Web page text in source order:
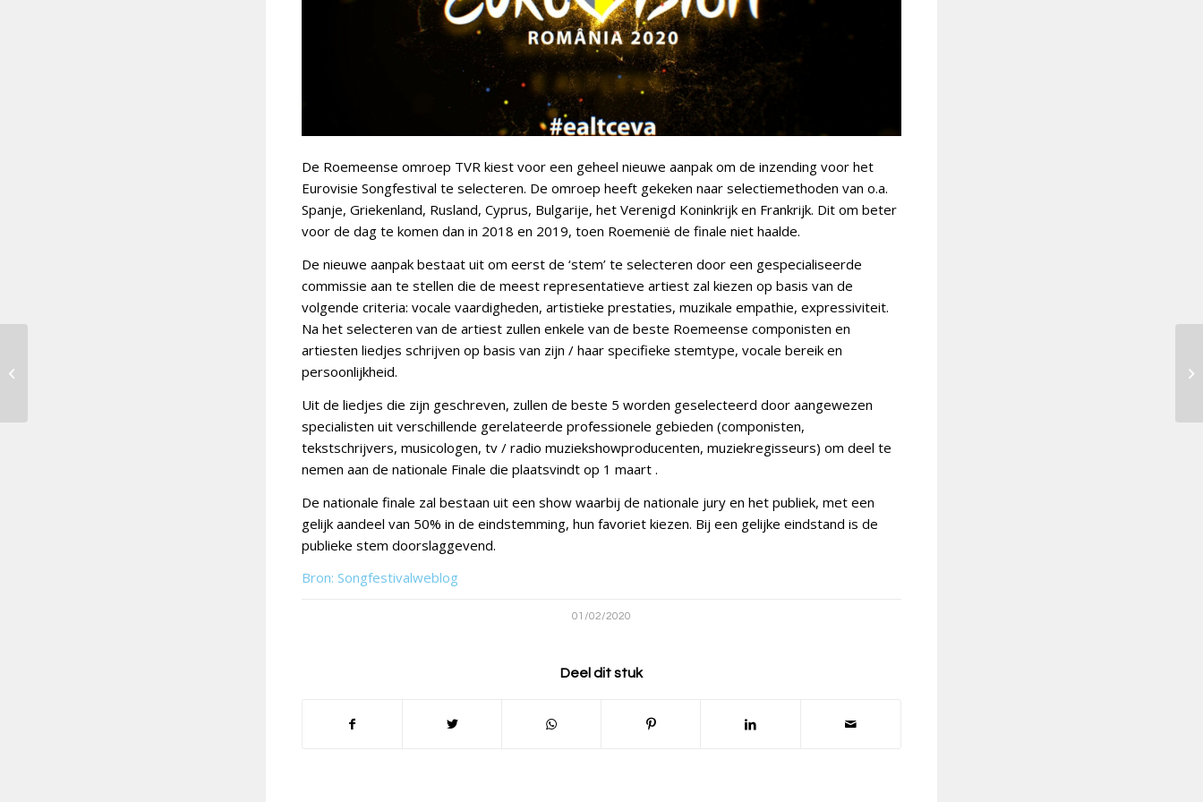
De Roemeense omroep TVR kiest voor een geheel nieuwe aanpak om de inzending voor het
Eurovisie Songfestival te selecteren. De omroep heeft gekeken naar selectiemethoden van o.a.
Spanje, Griekenland, Rusland, Cyprus, Bulgarije, het Verenigd Koninkrijk en Frankrijk. Dit om beter
voor de dag te komen dan in 2018 en 2019, toen Roemenië de finale niet haalde.
De nieuwe aanpak bestaat uit om eerst de ‘stem’ te selecteren door een gespecialiseerde
commissie aan te stellen die de meest representatieve artiest zal kiezen op basis van de
volgende criteria: vocale vaardigheden, artistieke prestaties, muzikale empathie, expressiviteit.
Na het selecteren van de artiest zullen enkele van de beste Roemeense componisten en
artiesten liedjes schrijven op basis van zijn / haar specifieke stemtype, vocale bereik en
persoonlijkheid.
Uit de liedjes die zijn geschreven, zullen de beste 5 worden geselecteerd door aangewezen
specialisten uit verschillende gerelateerde professionele gebieden (componisten,
tekstschrijvers, musicologen, tv / radio muziekshowproducenten, muziekregisseurs) om deel te
nemen aan de nationale Finale die plaatsvindt op 1 maart .
De nationale finale zal bestaan uit een show waarbij de nationale jury en het publiek, met een
gelijk aandeel van 50% in de eindstemming, hun favoriet kiezen. Bij een gelijke eindstand is de
publieke stem doorslaggevend.
Bron: Songfestivalweblog
01/02/2020
Deel dit stuk